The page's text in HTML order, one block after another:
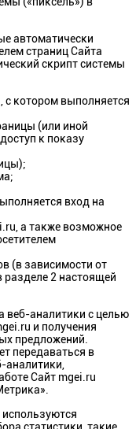
автоматически
страниц Сайта
скрипт системы
с котором выполняется
(или иной
к показу
вход на
а также возможное
(в зависимости от
2 настоящей
веб-аналитики с целью
и получения
предложений.
передаваться в
Сайт mgei.ru